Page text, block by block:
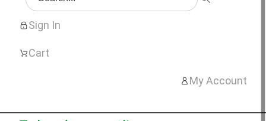
Sign In
Cart
My Account